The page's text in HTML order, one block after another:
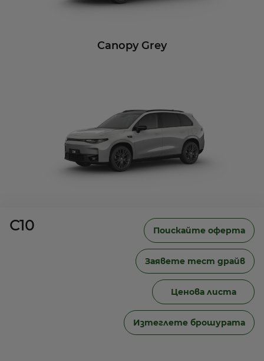
C10 Поискайте оферта
Заявете тест драйв
Ценова листа
Изтеглете брошурата
Canopy Grey
ИНТЕРИОРИ